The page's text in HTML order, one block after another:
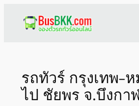
รถทัวร์ กรุงเทพ-
ไป ชัยพร จ.บึงกา